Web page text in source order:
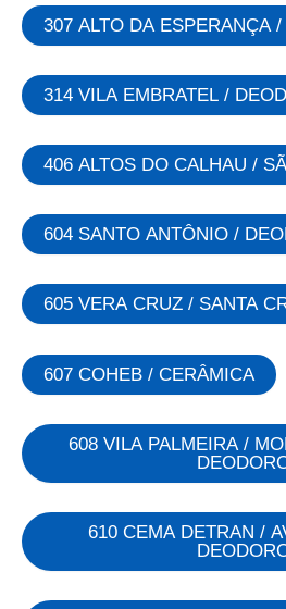
307 ALTO DA ESPERANÇA
314 VILA EMBRATEL /
406 ALTOS DO CALHAU /
604 SANTO ANTÔNIO /
605 VERA CRUZ / SANTA
607 COHEB / CERÂMICA
608 VILA PALMEIRA /
610 CEMA DETRAN /